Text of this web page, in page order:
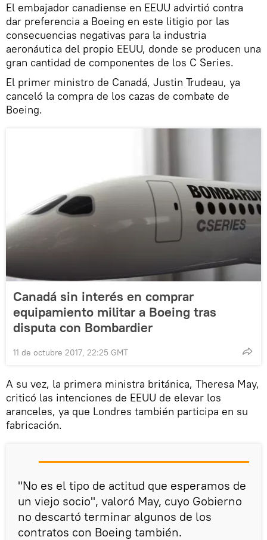
El embajador canadiense en EEUU advirtió contra
dar preferencia a Boeing en este litigio por las
consecuencias negativas para la industria
aeronáutica del propio EEUU, donde se producen una
gran cantidad de componentes de los C Series.
El primer ministro de Canadá, Justin Trudeau, ya
canceló la compra de los cazas de combate de
Boeing.
Canadá sin interés en comprar
equipamiento militar a Boeing tras
disputa con Bombardier
11 de octubre 2017, 22:25 GMT
A su vez, la primera ministra británica, Theresa May,
criticó las intenciones de EEUU de elevar los
aranceles, ya que Londres también participa en su
fabricación.
"No es el tipo de actitud que esperamos de
un viejo socio", valoró May, cuyo Gobierno
no descartó terminar algunos de los
contratos con Boeing también.